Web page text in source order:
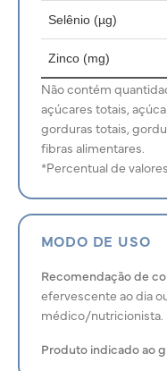
Selênio (µg)
Zinco (mg)
Não contém
açúcares totais,
gorduras totais,
fibras alimentares.
*Percentual de
MODO DE USO
Recomendação de
efervescente ao dia
médico/nutricionista.
Produto indicado ao